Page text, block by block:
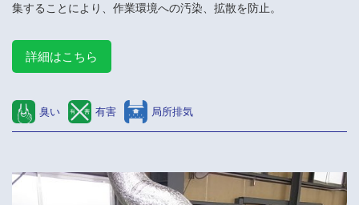
集することにより、作業環境への汚染、拡散を防止。
詳細はこちら
臭い 有害 局所排気